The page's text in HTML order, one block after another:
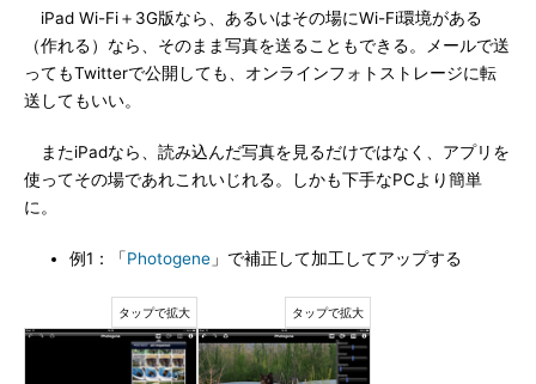
iPad Wi-Fi＋3G版なら、あるいはその場にWi-Fi環境がある
（作れる）なら、そのまま写真を送ることもできる。メールで送
ってもTwitterで公開しても、オンラインフォトストレージに転
送してもいい。
またiPadなら、読み込んだ写真を見るだけではなく、アプリを
使ってその場であれこれいじれる。しかも下手なPCより簡単
に。
例1：「Photogene 」で補正して加工してアップする